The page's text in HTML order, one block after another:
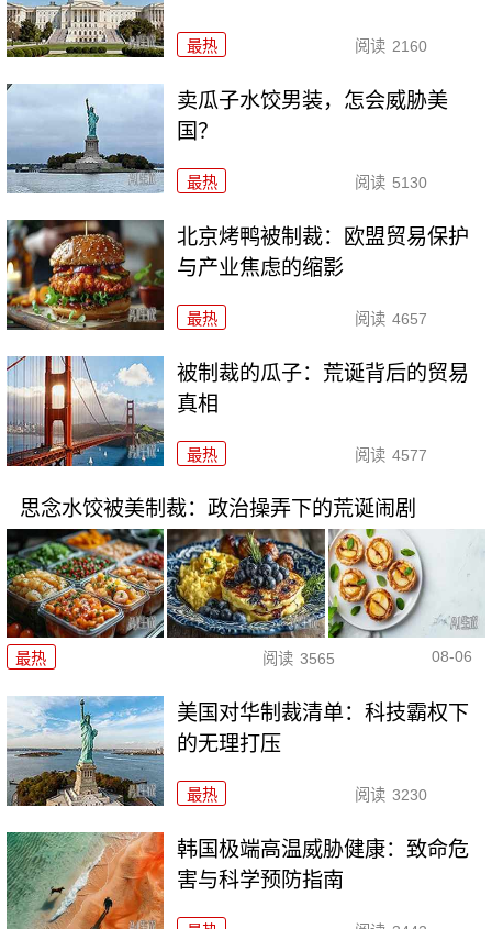
最热 阅读 2160
卖瓜子水饺男装，怎会威胁美
国？
最热 阅读 5130
北京烤鸭被制裁：欧盟贸易保护
与产业焦虑的缩影
最热 阅读 4657
被制裁的瓜子：荒诞背后的贸易
真相
最热 阅读 4577
思念水饺被美制裁：政治操弄下的荒诞闹剧
最热 阅读 3565 08-06
美国对华制裁清单：科技霸权下
的无理打压
最热 阅读 3230
韩国极端高温威胁健康：致命危
害与科学预防指南